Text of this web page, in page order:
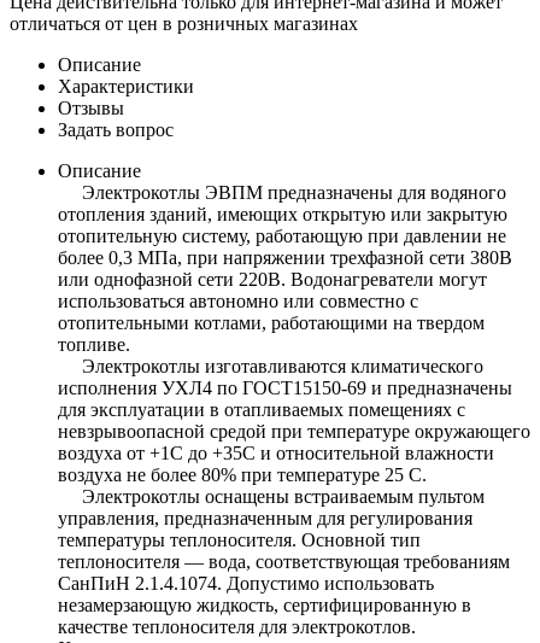
отличаться от цен в розничных магазинах
Описание
Характеристики
Отзывы
Задать вопрос
Описание
Электрокотлы ЭВПМ предназначены для водяного
отопления зданий, имеющих открытую или закрытую
отопительную систему, работающую при давлении не
более 0,3 МПа, при напряжении трехфазной сети 380В
или однофазной сети 220В. Водонагреватели могут
использоваться автономно или совместно с
отопительными котлами, работающими на твердом
топливе.
Электрокотлы изготавливаются климатического
исполнения УХЛ4 по ГОСТ15150-69 и предназначены
для эксплуатации в отапливаемых помещениях с
невзрывоопасной средой при температуре окружающего
воздуха от +1С до +35С и относительной влажности
воздуха не более 80% при температуре 25 С.
Электрокотлы оснащены встраиваемым пультом
управления, предназначенным для регулирования
температуры теплоносителя. Основной тип
теплоносителя ― вода, соответствующая требованиям
СанПиН 2.1.4.1074. Допустимо использовать
незамерзающую жидкость, сертифицированную в
качестве теплоносителя для электрокотлов.